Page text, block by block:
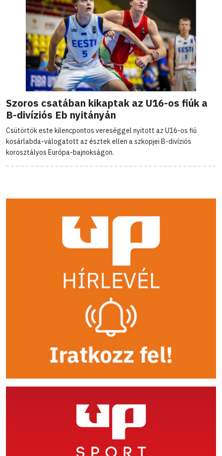
Szoros csatában kikaptak az U16-os fiúk a
B-divíziós Eb nyitányán
Csütörtök este kilencpontos vereséggel nyitott az U16-os fiú
kosárlabda-válogatott az észtek ellen a szkopjei B-divíziós
korosztályos Európa-bajnokságon.